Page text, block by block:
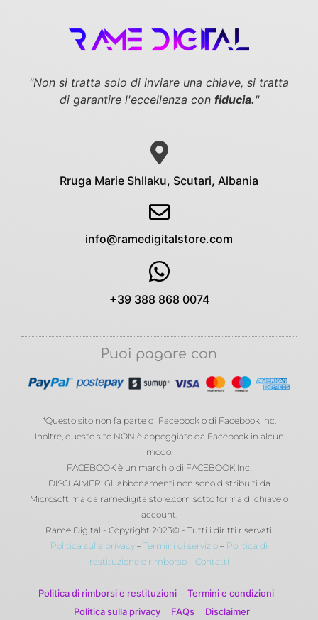
"Non si tratta solo di inviare una chiave, si tratta
di garantire l'eccellenza con fiducia."
Rruga Marie Shllaku, Scutari, Albania
info@ramedigitalstore.com
+39 388 868 0074
Puoi pagare con
*Questo sito non fa parte di Facebook o di Facebook Inc.
Inoltre, questo sito NON è appoggiato da Facebook in alcun
modo.
FACEBOOK è un marchio di FACEBOOK Inc.
DISCLAIMER: Gli abbonamenti non sono distribuiti da
Microsoft ma da ramedigitalstore.com sotto forma di chiave o
account.
Rame Digital - Copyright 2023© - Tutti i diritti riservati.
Politica sulla privacy – Termini di servizio – Politica di
restituzione e rimborso– Contatti
Politica di rimborsi e restituzioni
Termini e condizioni
Politica sulla privacy
FAQs Disclaimer